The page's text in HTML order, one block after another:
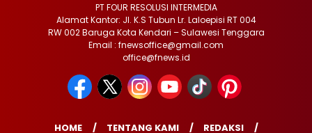
PT FOUR RESOLUSI INTERMEDIA
Alamat Kantor: Jl. K.S Tubun Lr. Laloepisi RT 004
RW 002 Baruga Kota Kendari – Sulawesi Tenggara
Email : fnewsoffice@gmail.com
office@fnews.id
HOME TENTANG KAMI REDAKSI